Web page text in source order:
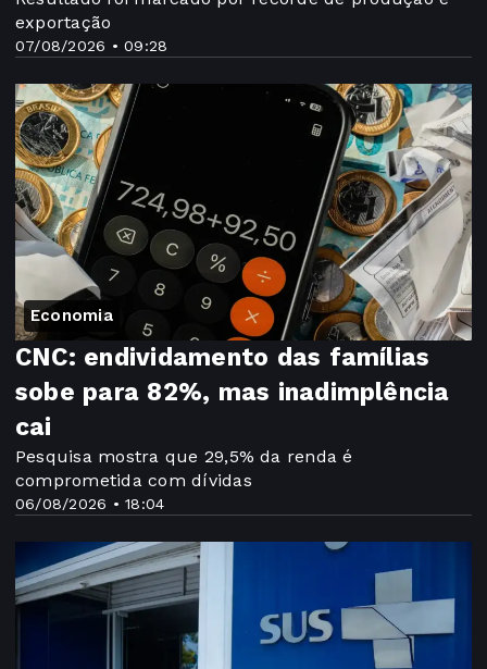
07/08/2026 • 09:28
exportação
Economia
06/08/2026 • 18:04
CNC: endividamento das famílias
sobe para 82%, mas inadimplência
cai
Pesquisa mostra que 29,5% da renda é
comprometida com dívidas